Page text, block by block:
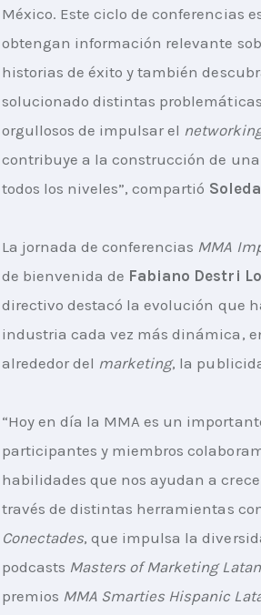
México. Este ciclo de conferencias
obtengan información relevante
historias de éxito y también
solucionado distintas
orgullosos de impulsar el
contribuye a la construcción de
todos los niveles”, compartió
La jornada de conferencias MMA
de bienvenida de Fabiano Destri
directivo destacó la evolución que
industria cada vez más dinámica,
alrededor del marketing, la
“Hoy en día la MMA es un
participantes y miembros
habilidades que nos ayudan a
través de distintas herramientas
Conectades, que impulsa la
podcasts Masters of Marketing
premios MMA Smarties Hispanic